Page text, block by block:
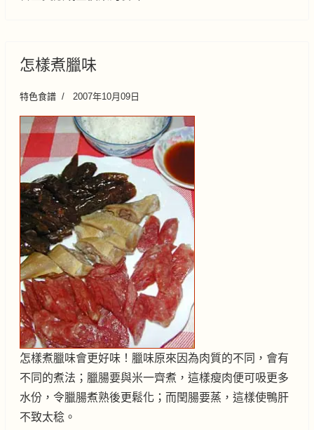
怎樣煮臘味
特色食譜 2007年10月09日
怎樣煮臘味會更好味！臘味原來因為肉質的不同，會有
不同的煮法；臘腸要與米一齊煮，這樣瘦肉便可吸更多
水份，令臘腸煮熟後更鬆化；而閏腸要蒸，這樣使鴨肝
不致太稔。